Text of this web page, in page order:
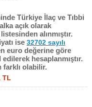
Türkiye İlaç ve Tıbbi
açık olarak
alınmıştır.
ise 32702 sayılı
euro değerine göre
hesaplanmıştır.
farklı olabilir.
TL